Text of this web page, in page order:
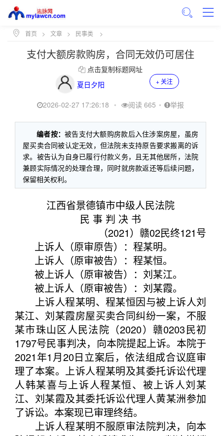
首页 > 文章 > 民事类 >
支付大额房款购房，合同无效仍可居住
点击复制标题网址
夏日夕阳
+ 关注
2026-02-27 17:26:18 • 阅读 665 • 举报
编者按：被告支付大额购房款后入住涉案房屋，虽房
屋买卖合同被认定无效，但法院未支持原告要求搬离的诉
求。被告认为自身已履行付款义务，且无其他居所，法院
兼顾实际情况的处理合理，同时就房款返还等后续问题，
保留相关权利。
江西省景德镇市中级人民法院
民 事 判 决 书
（2021）赣02民终121号
上诉人（原审原告）：程某明。
上诉人（原审被告）：程某恒。
被上诉人（原审被告）：刘某江。
被上诉人（原审被告）：刘某霞。
上诉人程某明、程某恒因与被上诉人刘
某江、刘某霞房屋买卖合同纠纷一案，不服
某市珠山区人民法院（2020）赣0203民初
1797号民事判决，向本院提起上诉。本院于
2021年1月20日立案后，依法组成合议庭审
理了本案。上诉人程某明及其委托诉讼代理
人韩某喜与上诉人程某恒、被上诉人刘某
江、刘某霞及其委托诉讼代理人黄某洲参加
了诉讼。本案现已审理终结。
上诉人程某明不服原审法院判决，向本